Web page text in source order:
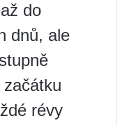
do
dnů, ale
révy